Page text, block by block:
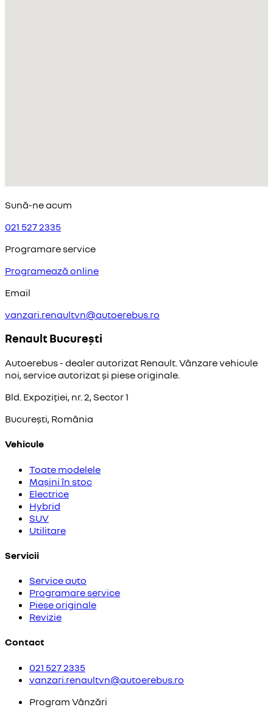
Sună-ne acum
021 527 2335
Programare service
Programează online
Email
vanzari.renaultvn@autoerebus.ro
Renault București
Autoerebus - dealer autorizat Renault. Vânzare vehicule
noi, service autorizat și piese originale.
Bld. Expoziției, nr. 2, Sector 1
București, România
Vehicule
Toate modelele
Mașini în stoc
Electrice
Hybrid
SUV
Utilitare
Servicii
Service auto
Programare service
Piese originale
Revizie
Contact
021 527 2335
vanzari.renaultvn@autoerebus.ro
Program Vânzări